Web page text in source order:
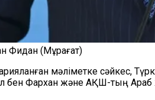
Фидан (Мұрағат)
мәліметке сәйкес,
Фархан және АҚШ-тың Араб